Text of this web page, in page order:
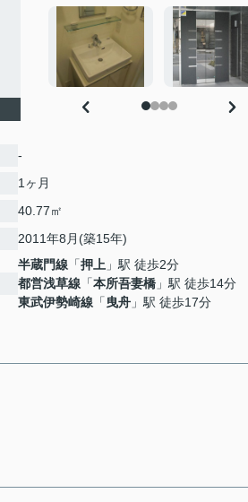
-
1ヶ月
40.77㎡
2011年8月(築15年)
半蔵門線 「押上 」駅 徒歩2分
都営浅草線 「本所吾妻橋 」駅 徒歩14分
東武伊勢崎線 「 曳舟 」駅 徒歩17分